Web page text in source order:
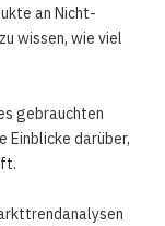
an Nicht-
wissen, wie viel
gebrauchten
darüber,